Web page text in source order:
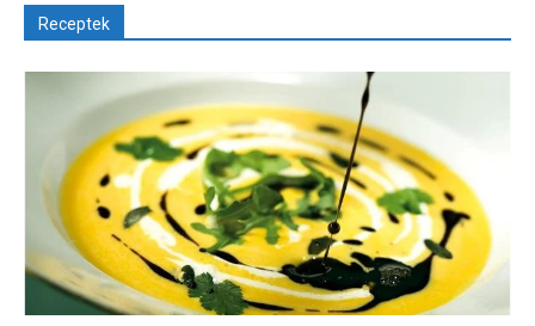
Receptek